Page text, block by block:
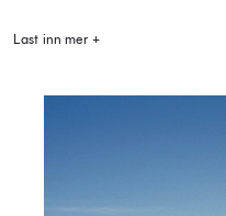
Last inn mer +